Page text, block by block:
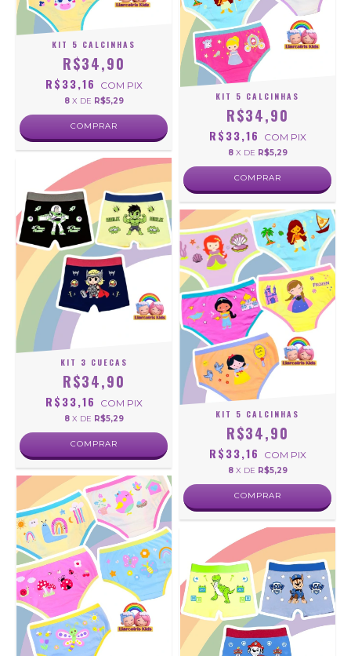
KIT 5 CALCINHAS
R$34,90
R$33,16 COM PIX
8 X DE R$5,29
COMPRAR
KIT 5 CALCINHAS
R$34,90
R$33,16 COM PIX
8 X DE R$5,29
COMPRAR
KIT 3 CUECAS
R$34,90
R$33,16 COM PIX
8 X DE R$5,29
COMPRAR
KIT 5 CALCINHAS
R$34,90
R$33,16 COM PIX
8 X DE R$5,29
COMPRAR